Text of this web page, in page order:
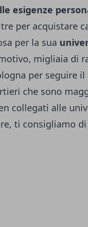
esigenze
per acquistare
per la sua
migliaia di
per seguire
che sono
collegati alle
ti consigliamo